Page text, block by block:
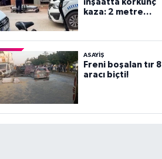
inşaatta korkunç
kaza: 2 metre
ASAYİŞ
Freni boşalan tır 8
aracı biçti!